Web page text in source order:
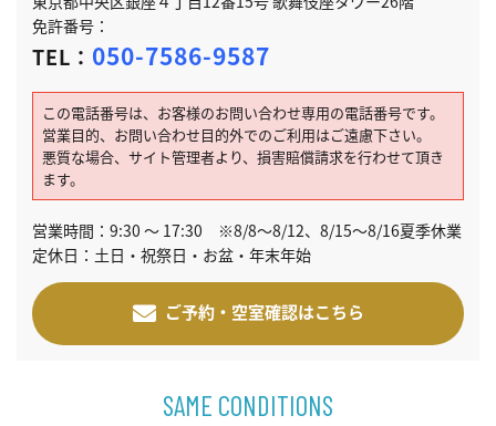
免許番号：
TEL： 050-7586-9587
この電話番号は、お客様のお問い合わせ専用の電話番号です。
営業目的、お問い合わせ目的外でのご利用はご遠慮下さい。
悪質な場合、サイト管理者より、損害賠償請求を行わせて頂き
ます。
営業時間：9:30 ～ 17:30 ※8/8～8/12、8/15～8/16夏季休業
定休日：土日・祝祭日・お盆・年末年始
ご予約・空室確認はこちら
SAME CONDITIONS